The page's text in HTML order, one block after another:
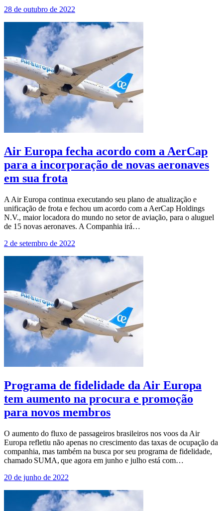
28 de outubro de 2022
Air Europa fecha acordo com a AerCap
para a incorporação de novas aeronaves
em sua frota
A Air Europa continua executando seu plano de atualização e
unificação de frota e fechou um acordo com a AerCap Holdings
N.V., maior locadora do mundo no setor de aviação, para o aluguel
de 15 novas aeronaves. A Companhia irá…
2 de setembro de 2022
Programa de fidelidade da Air Europa
tem aumento na procura e promoção
para novos membros
O aumento do fluxo de passageiros brasileiros nos voos da Air
Europa refletiu não apenas no crescimento das taxas de ocupação da
companhia, mas também na busca por seu programa de fidelidade,
chamado SUMA, que agora em junho e julho está com…
20 de junho de 2022